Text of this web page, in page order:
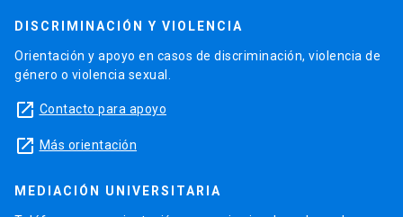
DISCRIMINACIÓN Y VIOLENCIA
Orientación y apoyo en casos de discriminación, violencia de
género o violencia sexual.
launch Contacto para apoyo
launch Más orientación
MEDIACIÓN UNIVERSITARIA